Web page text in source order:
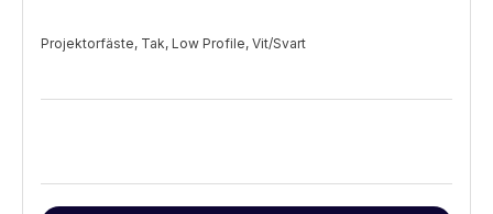
Projektorfäste, Tak, Low Profile, Vit/Svart